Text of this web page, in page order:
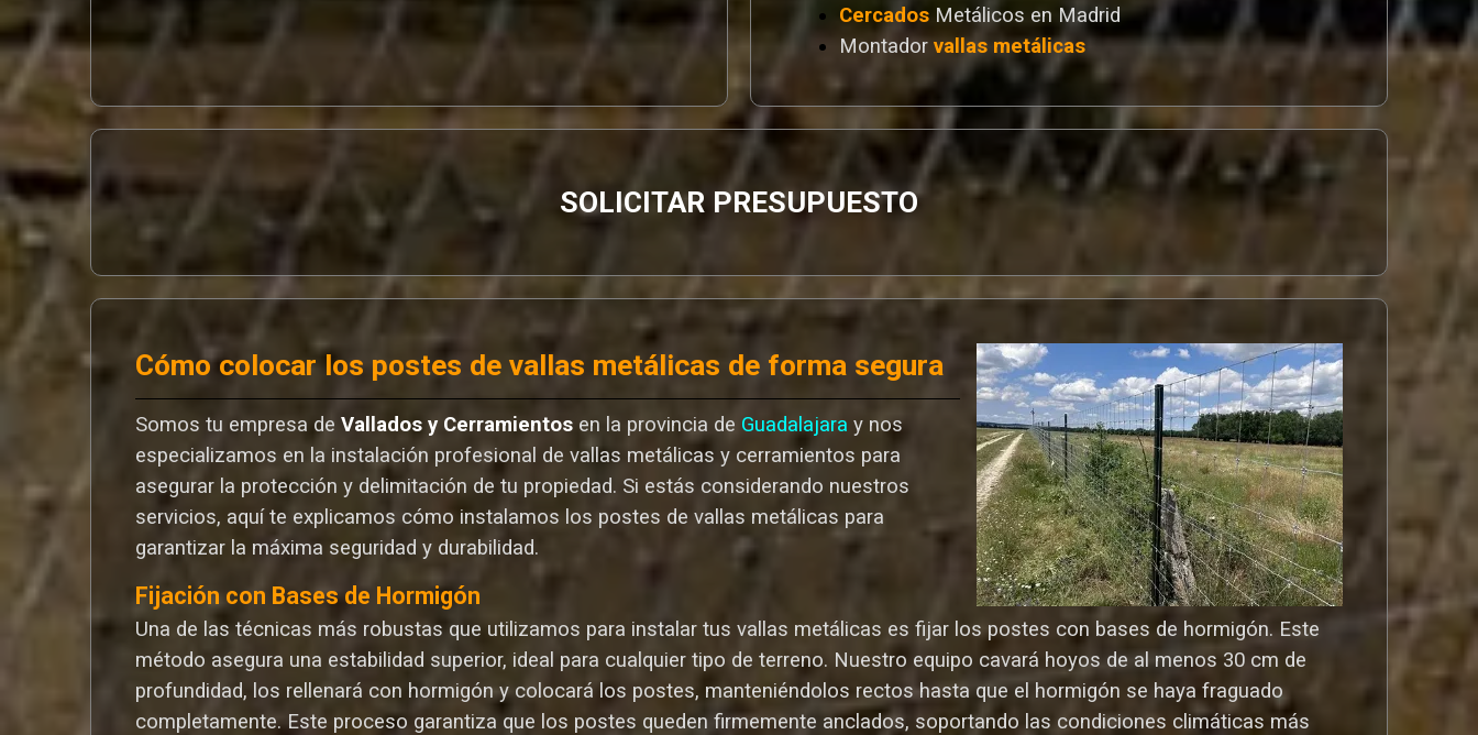
Cercados Metálicos en Madrid
Montador vallas metálicas
SOLICITAR PRESUPUESTO
Cómo colocar los postes de vallas metálicas de forma segura
Somos tu empresa deVallados y Cerramientos en la provincia de Guadalajara y nos
especializamos en la instalación profesional de vallas metálicas y cerramientos para
asegurar la protección y delimitación de tu propiedad. Si estás considerando nuestros
servicios, aquí te explicamos cómo instalamos los postes de vallas metálicas para
garantizar la máxima seguridad y durabilidad.
Fijación con Bases de Hormigón
Una de las técnicas más robustas que utilizamos para instalar tus vallas metálicas es fijar los postes con bases de hormigón. Este
método asegura una estabilidad superior, ideal para cualquier tipo de terreno. Nuestro equipo cavará hoyos de al menos 30 cm de
profundidad, los rellenará con hormigón y colocará los postes, manteniéndolos rectos hasta que el hormigón se haya fraguado
completamente. Este proceso garantiza que los postes queden firmemente anclados, soportando las condiciones climáticas más